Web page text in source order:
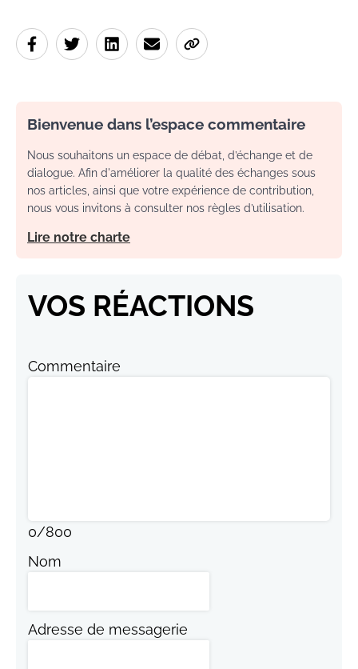
Bienvenue dans l’espace commentaire
Nous souhaitons un espace de débat, d’échange et de
dialogue. Afin d'améliorer la qualité des échanges sous
nos articles, ainsi que votre expérience de contribution,
nous vous invitons à consulter nos règles d’utilisation.
Lire notre charte
VOS RÉACTIONS
Commentaire
0/800
Nom
Adresse de messagerie